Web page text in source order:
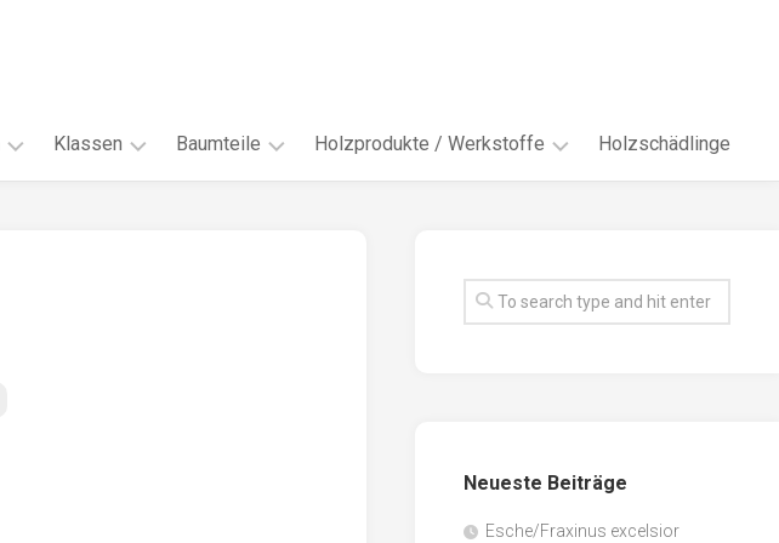
Klassen Baumteile Holzprodukte / Werkstoffe
Faserwerkstoffe
Holzschädlinge
Neueste Beiträge
Esche/Fraxinus excelsior